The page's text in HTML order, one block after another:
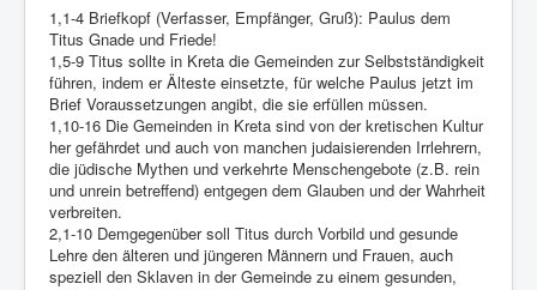
Linux and Open Source
1,1-4 Briefkopf (Verfasser, Empfänger, Gruß): Paulus dem
Titus Gnade und Friede!
1,5-9 Titus sollte in Kreta die Gemeinden zur Selbstständigkeit
führen, indem er Älteste einsetzte, für welche Paulus jetzt im
Brief Voraussetzungen angibt, die sie erfüllen müssen.
1,10-16 Die Gemeinden in Kreta sind von der kretischen Kultur
her gefährdet und auch von manchen judaisierenden Irrlehrern,
die jüdische Mythen und verkehrte Menschengebote (z.B. rein
und unrein betreffend) entgegen dem Glauben und der Wahrheit
verbreiten.
2,1-10 Demgegenüber soll Titus durch Vorbild und gesunde
Lehre den älteren und jüngeren Männern und Frauen, auch
speziell den Sklaven in der Gemeinde zu einem gesunden,